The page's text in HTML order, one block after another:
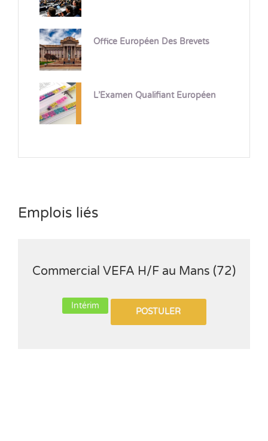
Office Européen Des Brevets
L’Examen Qualifiant Européen
Emplois liés
Commercial VEFA H/F au Mans (72)
Intérim
POSTULER